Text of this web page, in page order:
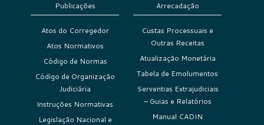
Publicações
Atos do Corregedor
Atos Normativos
Código de Normas
Código de Organização
Judiciária
Instruções Normativas
Legislação Nacional e
Arrecadação
Custas Processuais e
Outras Receitas
Atualização Monetária
Tabela de Emolumentos
Serventias Extrajudiciais
– Guias e Relatórios
Manual CADIN